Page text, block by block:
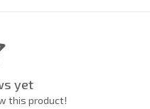
yet
this product!